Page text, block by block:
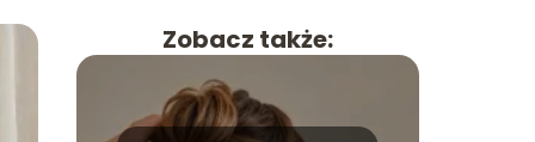
Zobacz także: